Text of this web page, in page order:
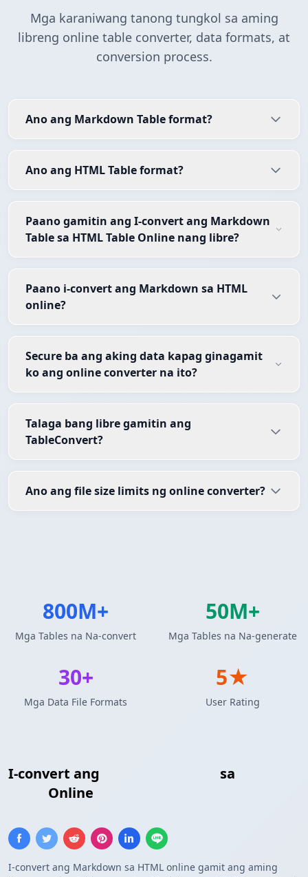
I-convert ang sa
Online
I-convert ang Markdown sa HTML online gamit ang aming
Mga karaniwang tanong tungkol sa aming
libreng online table converter, data formats, at
conversion process.
Ano ang Markdown Table format?
Ano ang HTML Table format?
Paano gamitin ang I-convert ang Markdown
Table sa HTML Table Online nang libre?
Paano i-convert ang Markdown sa HTML
online?
Secure ba ang aking data kapag ginagamit
ko ang online converter na ito?
Talaga bang libre gamitin ang
TableConvert?
Ano ang file size limits ng online converter?
800M+
Mga Tables na Na-convert
50M+
Mga Tables na Na-generate
30+
Mga Data File Formats
5★
User Rating